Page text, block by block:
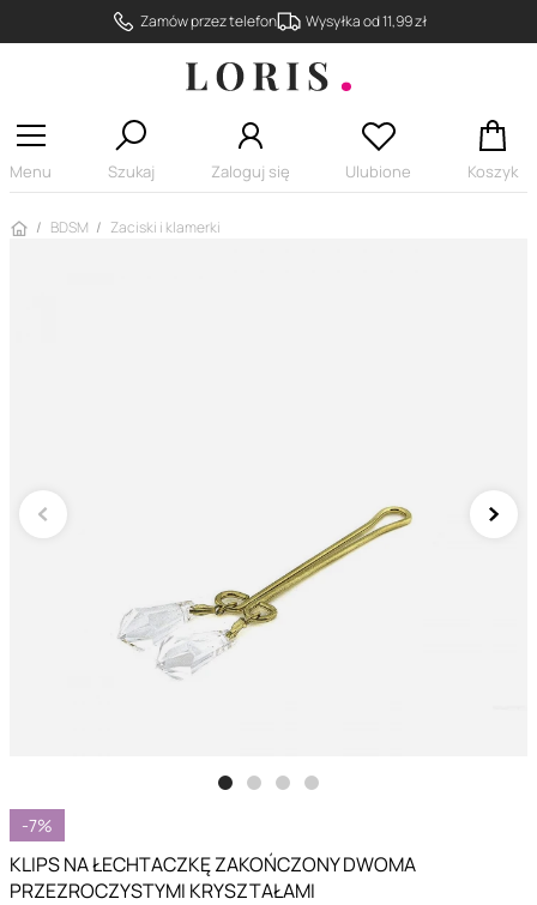
Zamów przez telefon Wysyłka od 11,99 zł
Menu Szukaj Zaloguj się Ulubione Koszyk
Strona główna
BDSM Zaciski i klamerki
-7%
KLIPS NA ŁECHTACZKĘ ZAKOŃCZONY DWOMA
PRZEZROCZYSTYMI KRYSZTAŁAMI